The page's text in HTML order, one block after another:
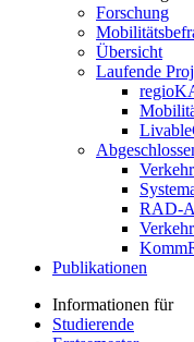
Forschung
Übersicht
Laufende
RAD-
Publikationen
Informationen für
Studierende